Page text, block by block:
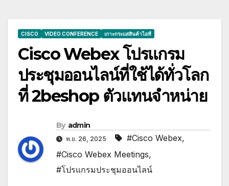
CISCO VIDEO CONFERENCE เกาะกระแสสินค้าไอที
Cisco Webex โปรแกรม
ประชุมออนไลน์ที่ใช้ได้ทั่วโลก
ที่ 2beshop ตัวแทนจำหน่าย
By admin
พ.ย. 26, 2025 #Cisco Webex,
#Cisco Webex Meetings,
#โปรแกรมประชุมออนไลน์